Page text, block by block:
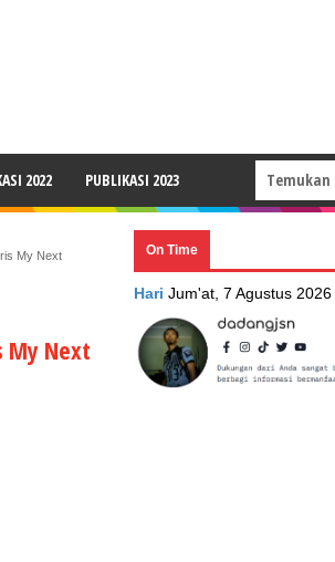
2022 PUBLIKASI 2023
My Next
My Next
On Time
Hari Jum'at, 7 Agustus 2026